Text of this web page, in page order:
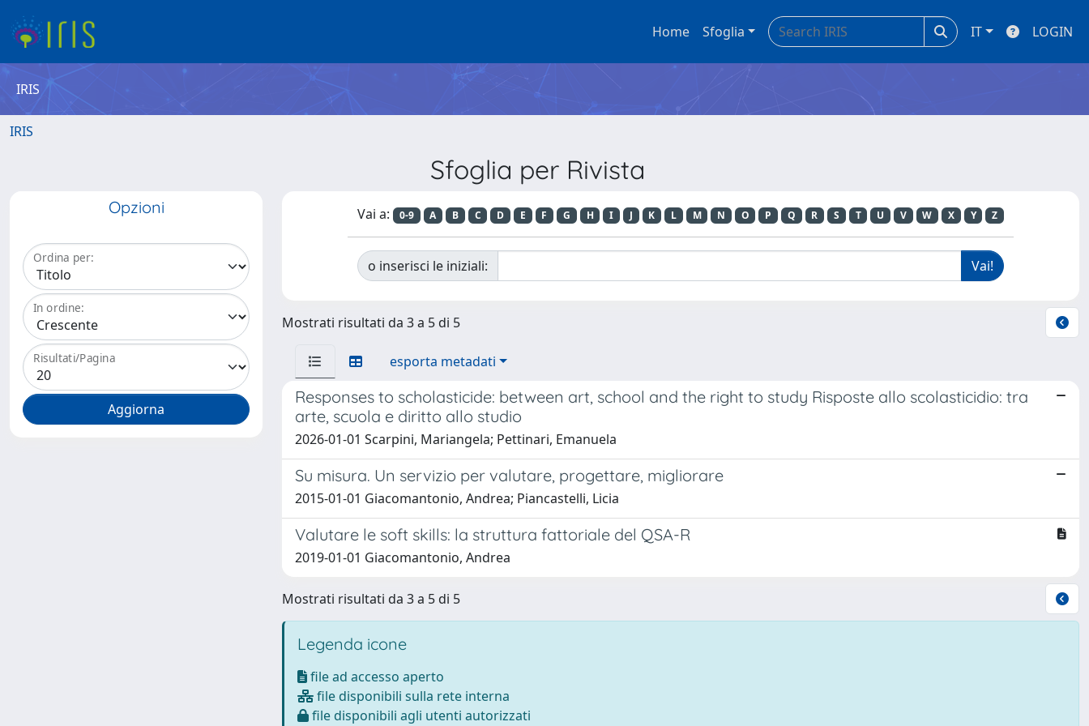
Home Sfoglia IT LOGIN
IRIS
IRIS
Sfoglia per Rivista
Opzioni
Ordina per:
In ordine:
Risultati/Pagina
Vai a: 0-9 A B C D E F G H I J K L M N O P Q R S T U V W X Y Z
o inserisci le iniziali:
Mostrati risultati da 3 a 5 di 5
esporta metadati
Responses to scholasticide: between art, school and the right to study Risposte allo scolasticidio: tra
arte, scuola e diritto allo studio
2026-01-01 Scarpini, Mariangela; Pettinari, Emanuela
Su misura. Un servizio per valutare, progettare, migliorare
2015-01-01 Giacomantonio, Andrea; Piancastelli, Licia
Valutare le soft skills: la struttura fattoriale del QSA-R
2019-01-01 Giacomantonio, Andrea
Mostrati risultati da 3 a 5 di 5
Legenda icone
file ad accesso aperto
file disponibili sulla rete interna
file disponibili agli utenti autorizzati